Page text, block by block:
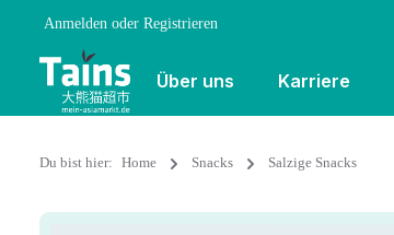
Anmelden oder Registrieren
Über uns Karriere
Du bist hier: Home Snacks Salzige Snacks